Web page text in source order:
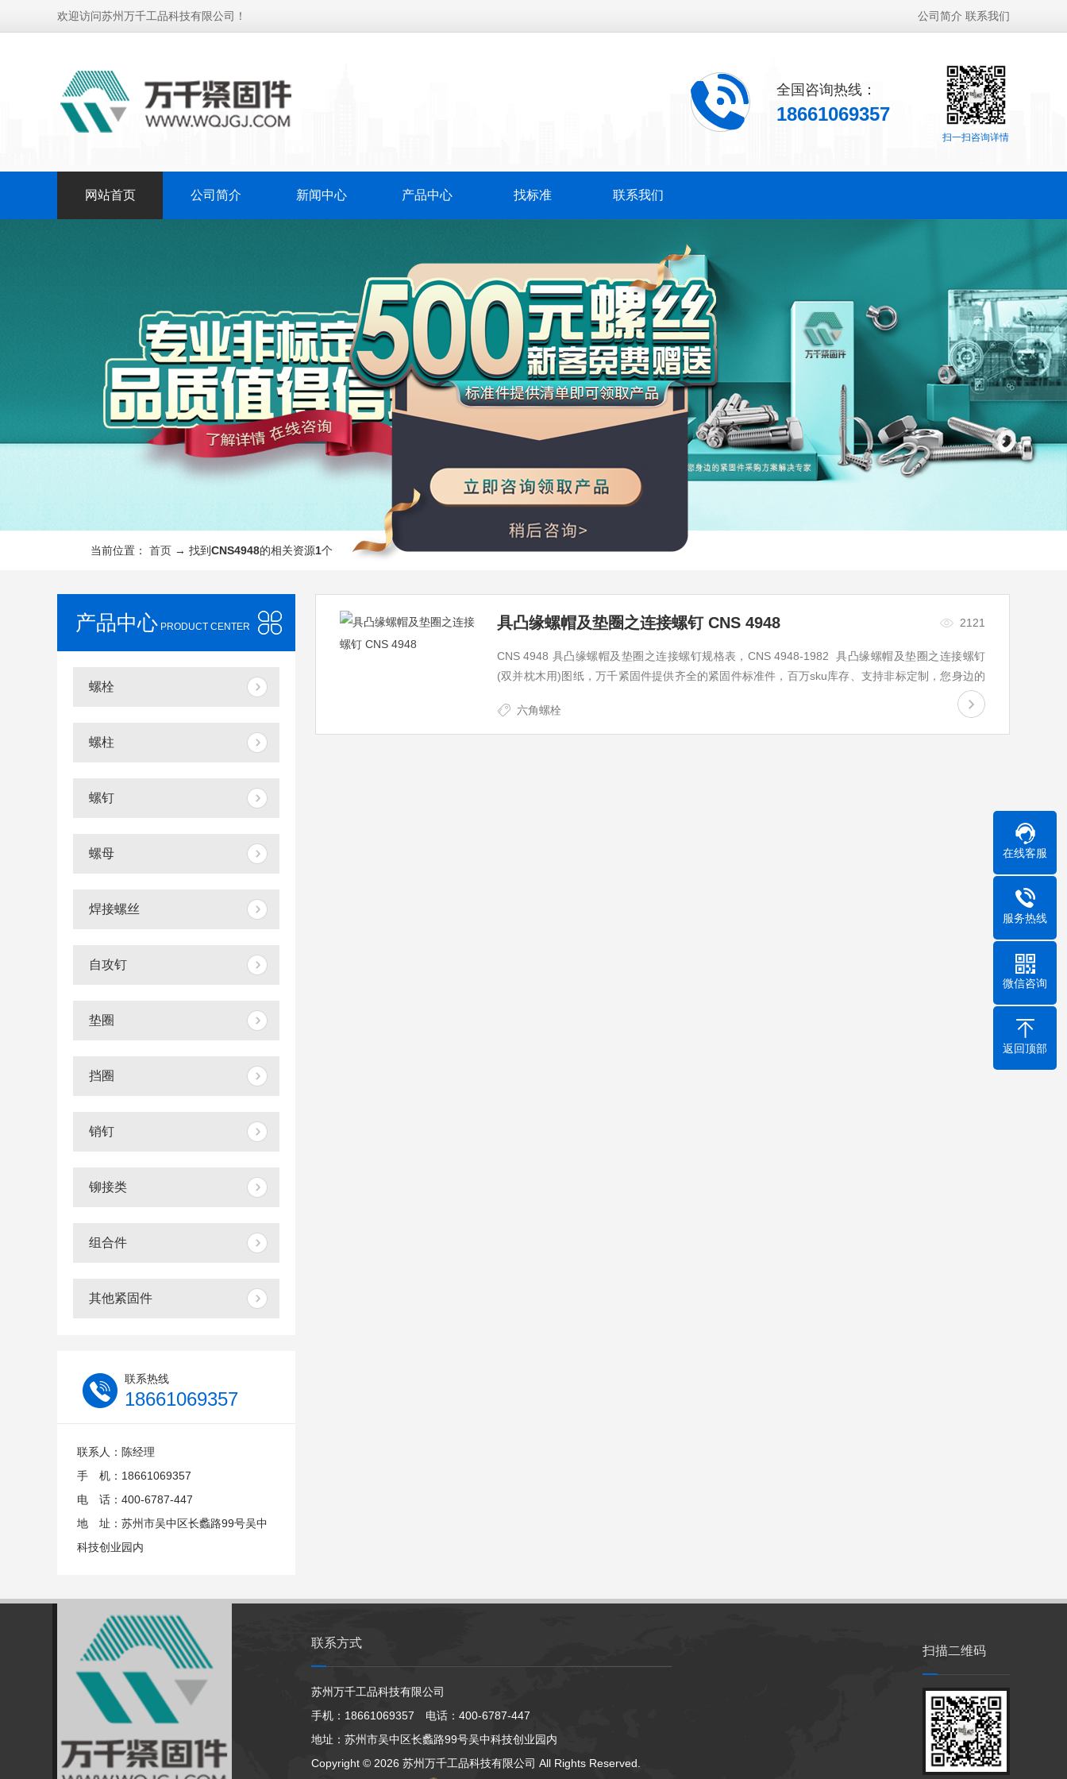
欢迎访问苏州万千工品科技有限公司！ 公司简介 联系我们
扫一扫咨询详情
全国咨询热线：
18661069357
网站首页 公司简介 新闻中心 产品中心 找标准 联系我们
当前位置： 首页 → 找到CNS4948的相关资源1个
产品中心 PRODUCT CENTER
螺栓
螺柱
螺钉
螺母
焊接螺丝
自攻钉
垫圈
挡圈
销钉
铆接类
组合件
其他紧固件
联系热线
18661069357
联系人：陈经理
手 机：18661069357
电 话：400-6787-447
地 址：苏州市吴中区长蠡路99号吴中
科技创业园内
具凸缘螺帽及垫圈之连接螺钉 CNS 4948 2121
CNS 4948 具凸缘螺帽及垫圈之连接螺钉规格表，CNS 4948-1982 具凸缘螺帽及垫圈之连接螺钉
(双并枕木用)图纸，万千紧固件提供齐全的紧固件标准件，百万sku库存、支持非标定制，您身边的
六角螺栓
联系方式
苏州万千工品科技有限公司
手机：18661069357 电话：400-6787-447
地址：苏州市吴中区长蠡路99号吴中科技创业园内
Copyright © 2026 苏州万千工品科技有限公司 All Rights Reserved.
扫描二维码
在线客服
服务热线
微信咨询
返回顶部
工
品